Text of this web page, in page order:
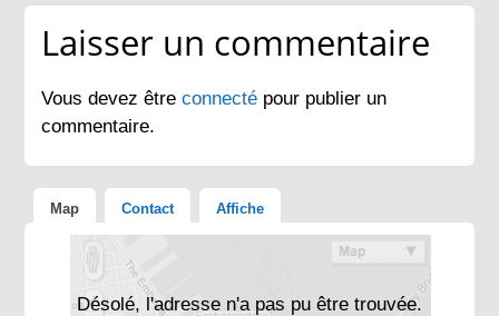
Laisser un commentaire
Vous devez êtreconnecté pour publier un
commentaire.
Map Contact Affiche
Désolé, l'adresse n'a pas pu être trouvée.